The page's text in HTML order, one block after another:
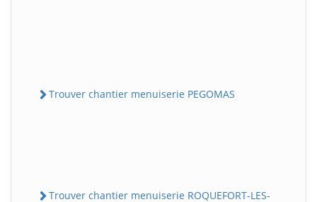
Trouver chantier menuiserie PEGOMAS
Trouver chantier menuiserie ROQUEFORT-LES-